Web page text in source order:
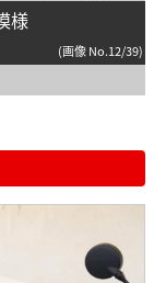
様
(画像 No.12/39)